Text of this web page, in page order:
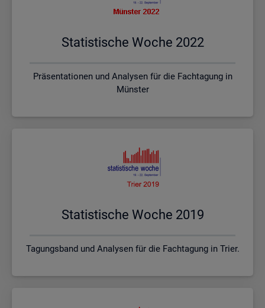
Sta­tis­ti­sche Woche 2022
Präsentationen und Analysen für die Fachtagung in
Münster
Sta­tis­ti­sche Woche 2019
Tagungsband und Analysen für die Fachtagung in Trier.